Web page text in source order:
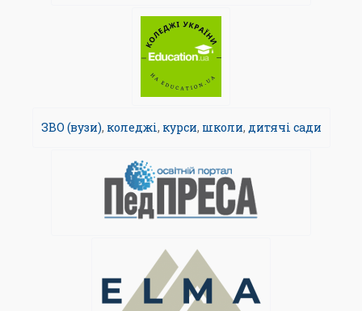
ЗВО (вузи), коледжі, курси, школи, дитячі сади